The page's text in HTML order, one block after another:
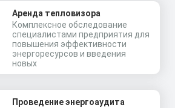
Аренда тепловизора
Комплексное обследование
специалистами предприятия для
повышения эффективности
энергоресурсов и введения
новых
Проведение энергоаудита